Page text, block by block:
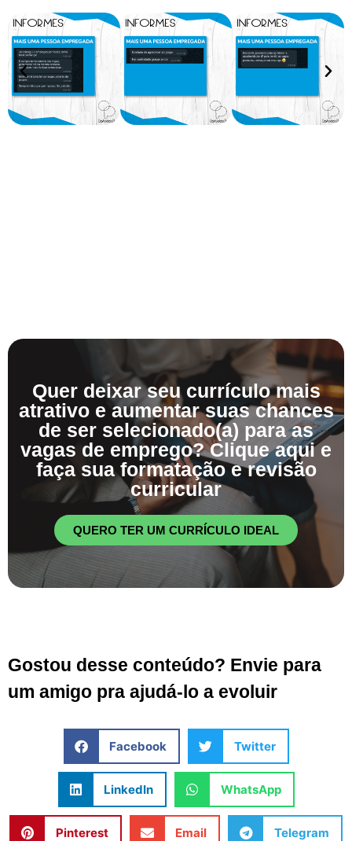
Quer deixar seu currículo mais
atrativo e aumentar suas chances
de ser selecionado(a) para as
vagas de emprego? Clique aqui e
faça sua formatação e revisão
curricular
QUERO TER UM CURRÍCULO IDEAL
Gostou desse conteúdo? Envie para
um amigo pra ajudá-lo a evoluir
Facebook Twitter
LinkedIn WhatsApp
Pinterest Email Telegram